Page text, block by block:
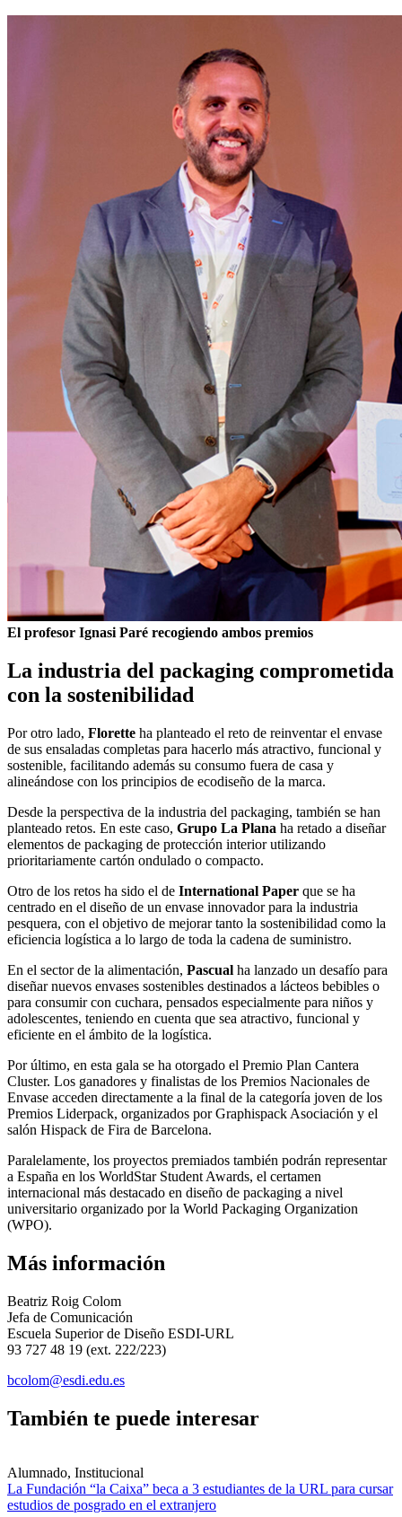
El profesor Ignasi Paré recogiendo ambos premios
La industria del packaging comprometida
con la sostenibilidad
Por otro lado, Florette ha planteado el reto de reinventar el envase
de sus ensaladas completas para hacerlo más atractivo, funcional y
sostenible, facilitando además su consumo fuera de casa y
alineándose con los principios de ecodiseño de la marca.
Desde la perspectiva de la industria del packaging, también se han
planteado retos. En este caso, Grupo La Plana ha retado a diseñar
elementos de packaging de protección interior utilizando
prioritariamente cartón ondulado o compacto.
Otro de los retos ha sido el de International Paper que se ha
centrado en el diseño de un envase innovador para la industria
pesquera, con el objetivo de mejorar tanto la sostenibilidad como la
eficiencia logística a lo largo de toda la cadena de suministro.
En el sector de la alimentación, Pascual ha lanzado un desafío para
diseñar nuevos envases sostenibles destinados a lácteos bebibles o
para consumir con cuchara, pensados especialmente para niños y
adolescentes, teniendo en cuenta que sea atractivo, funcional y
eficiente en el ámbito de la logística.
Por último, en esta gala se ha otorgado el Premio Plan Cantera
Cluster. Los ganadores y finalistas de los Premios Nacionales de
Envase acceden directamente a la final de la categoría joven de los
Premios Liderpack, organizados por Graphispack Asociación y el
salón Hispack de Fira de Barcelona.
Paralelamente, los proyectos premiados también podrán representar
a España en los WorldStar Student Awards, el certamen
internacional más destacado en diseño de packaging a nivel
universitario organizado por la World Packaging Organization
(WPO).
Más información
Beatriz Roig Colom
Jefa de Comunicación
Escuela Superior de Diseño ESDI-URL
93 727 48 19 (ext. 222/223)
bcolom@esdi.edu.es
También te puede interesar
Alumnado, Institucional
La Fundación “la Caixa” beca a 3 estudiantes de la URL para cursar
estudios de posgrado en el extranjero